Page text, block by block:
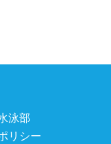
泳部
リシー